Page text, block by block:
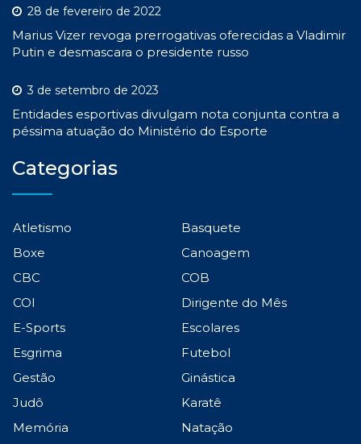
28 de fevereiro de 2022
Marius Vizer revoga prerrogativas oferecidas a Vladimir
Putin e desmascara o presidente russo
3 de setembro de 2023
Entidades esportivas divulgam nota conjunta contra a
péssima atuação do Ministério do Esporte
Categorias
Atletismo
Basquete
Boxe
Canoagem
CBC
COB
COI
Dirigente do Mês
E-Sports
Escolares
Esgrima
Futebol
Gestão
Ginástica
Judô
Karatê
Memória
Natação